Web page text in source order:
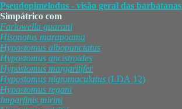
Pseudopimelodus - visão geral das barbatanas
Simpátrico com
Farlowella guarani
Hisonotus marapoama
Hypostomus albopunctatus
Hypostomus ancistroides
Hypostomus margaritifer
Hypostomus nigromaculatus (LDA 12)
Hypostomus regani
Imparfinis mirini